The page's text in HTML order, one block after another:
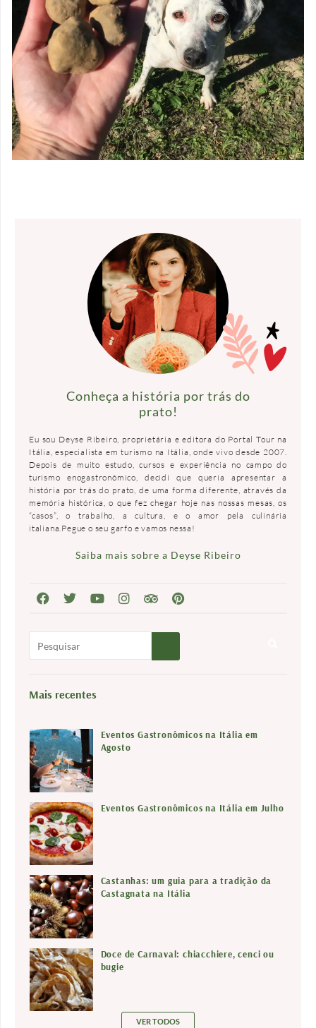
Conheça a história por trás do
prato!
Eu sou Deyse Ribeiro, proprietária e editora do Portal Tour na
Itália, especialista em turismo na Itália, onde vivo desde 2007.
Depois de muito estudo, cursos e experiência no campo do
turismo enogastronômico, decidi que queria apresentar a
história por trás do prato, de uma forma diferente, através da
memória histórica, o que fez chegar hoje nas nossas mesas, os
“casos”, o trabalho, a cultura, e o amor pela culinária
italiana.Pegue o seu garfo e vamos nessa!
Saiba mais sobre a Deyse Ribeiro
e
q
i
s
a
r
Mais recentes
Eventos Gastronômicos na Itália em
Agosto
Eventos Gastronômicos na Itália em Julho
Castanhas: um guia para a tradição da
Castagnata na Itália
Doce de Carnaval: chiacchiere, cenci ou
bugie
VER TODOS